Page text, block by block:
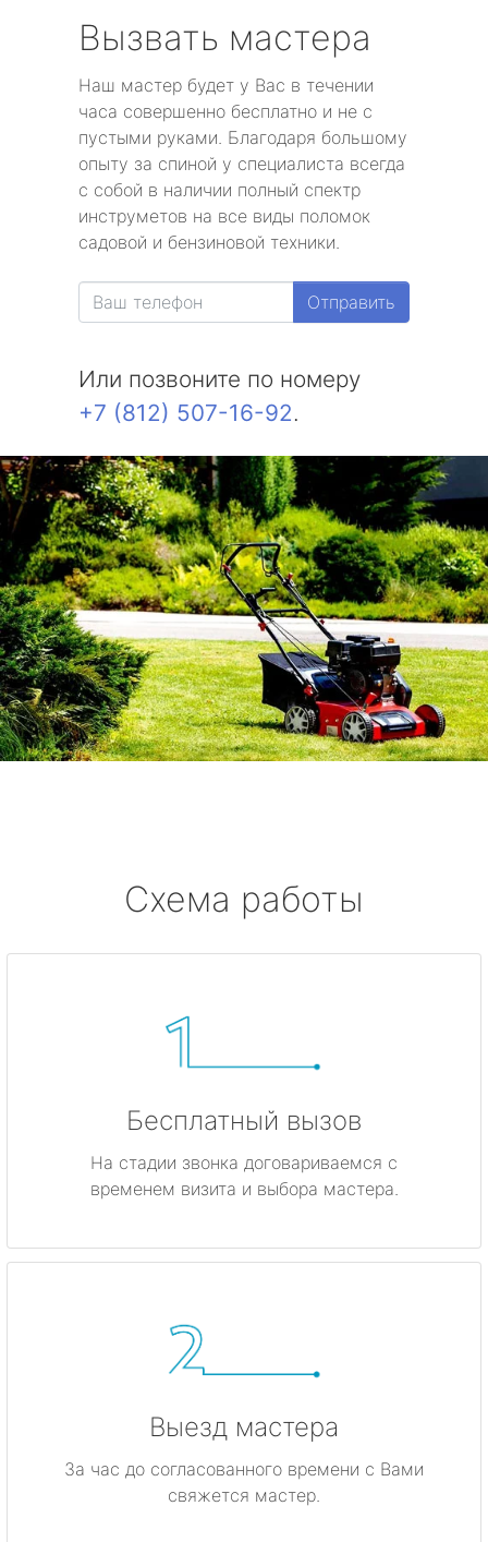
Вызвать мастера
Наш мастер будет у Вас в течении
часа совершенно бесплатно и не с
пустыми руками. Благодаря большому
опыту за спиной у специалиста всегда
с собой в наличии полный спектр
инструметов на все виды поломок
садовой и бензиновой техники.
Отправить
Или позвоните по номеру
+7 (812) 507-16-92.
Схема работы
Бесплатный вызов
На стадии звонка договариваемся с
временем визита и выбора мастера.
Выезд мастера
За час до согласованного времени с Вами
свяжется мастер.